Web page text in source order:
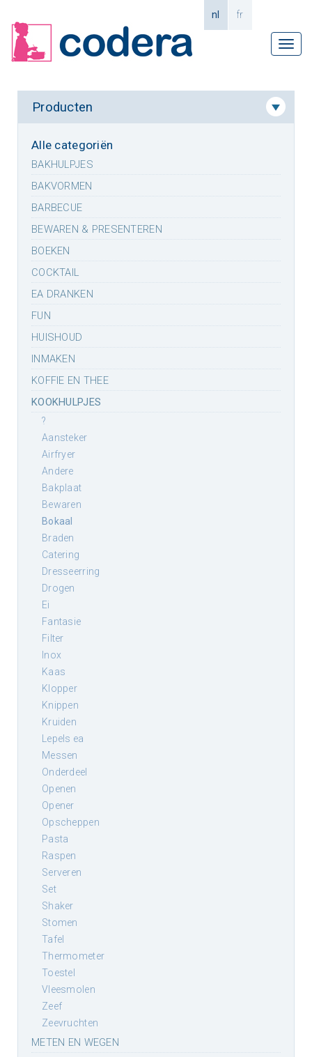
nl fr
Producten
Alle categoriën
BAKHULPJES
BAKVORMEN
BARBECUE
BEWAREN & PRESENTEREN
BOEKEN
COCKTAIL
EA DRANKEN
FUN
HUISHOUD
INMAKEN
KOFFIE EN THEE
KOOKHULPJES
?
aansteker
airfryer
andere
bakplaat
bewaren
bokaal
braden
catering
dresseerring
drogen
ei
fantasie
filter
inox
kaas
klopper
knippen
kruiden
lepels ea
messen
onderdeel
openen
opener
opscheppen
pasta
raspen
serveren
set
shaker
stomen
tafel
thermometer
toestel
vleesmolen
zeef
zeevruchten
METEN EN WEGEN